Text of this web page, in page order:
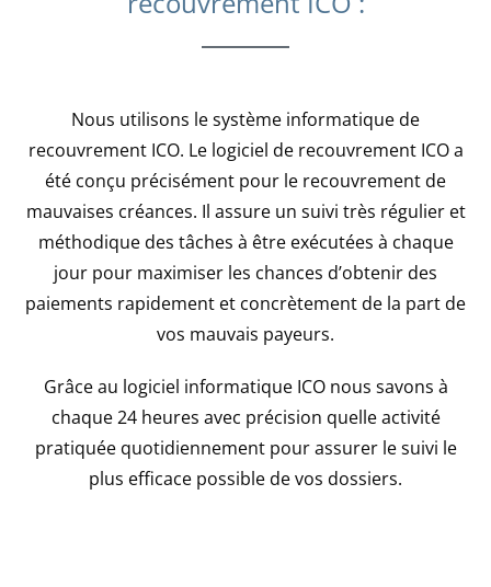
Nous utilisons le système informatique de
recouvrement ICO. Le logiciel de recouvrement ICO a
été conçu précisément pour le recouvrement de
mauvaises créances. Il assure un suivi très régulier et
méthodique des tâches à être exécutées à chaque
jour pour maximiser les chances d’obtenir des
paiements rapidement et concrètement de la part de
vos mauvais payeurs.
Grâce au logiciel informatique ICO nous savons à
chaque 24 heures avec précision quelle activité
pratiquée quotidiennement pour assurer le suivi le
plus efficace possible de vos dossiers.